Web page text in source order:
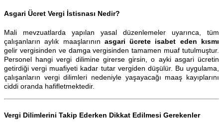
Asgari Ücret Vergi İstisnası Nedir?
Mali mevzuatlarda yapılan yasal düzenlemeler uyarınca, tüm
çalışanların aylık maaşlarının asgari ücrete isabet eden kısmı
gelir vergisinden ve damga vergisinden tamamen muaf tutulmuştur.
Personel hangi vergi dilimine girerse girsin, o ayki asgari ücretin
getirdiği vergi muafiyeti kadar tutar vergiden düşülür. Bu uygulama,
çalışanların vergi dilimleri nedeniyle yaşayacağı maaş kayıplarını
ciddi oranda hafifletmektedir.
Vergi Dilimlerini Takip Ederken Dikkat Edilmesi Gerekenler